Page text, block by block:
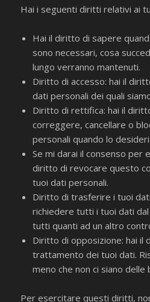
Hai i seguenti diritti relativi ai
Hai il diritto di sapere
sono necessari, cosa
lungo verranno mantenuti.
Diritto di accesso: hai il
dati personali dei quali
Diritto di rettifica: hai il
correggere, cancellare o
personali quando lo desideri.
Se mi darai il consenso per
diritto di revocare questo
tuoi dati personali.
Diritto di trasferire i tuoi
richiedere tutti i tuoi dati
tutti quanti ad un altro
Diritto di opposizione: hai il
trattamento dei tuoi dati.
meno che non ci siano
Per esercitare questi diritti,